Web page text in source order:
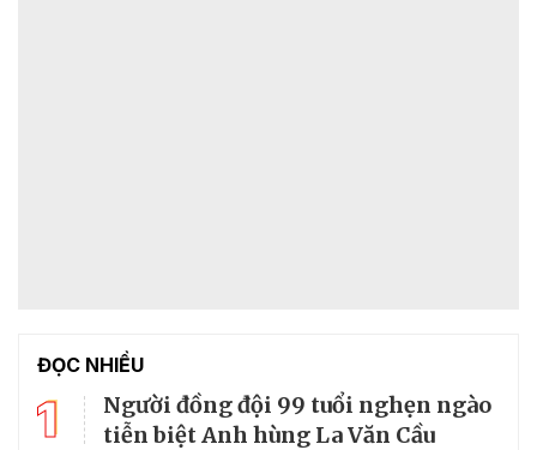
ĐỌC NHIỀU
1
Người đồng đội 99 tuổi nghẹn ngào
tiễn biệt Anh hùng La Văn Cầu